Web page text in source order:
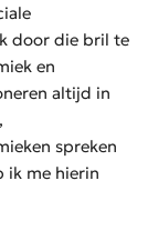
door die bril te
en
altijd in
spreken
ik me hierin